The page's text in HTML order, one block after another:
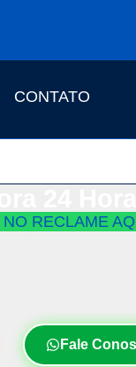
CONTATO
RECLAME
Fale